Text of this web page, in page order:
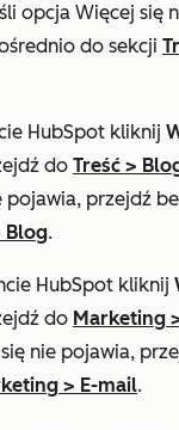
opcja Więcej się
do sekcji
HubSpot kliknij
do Treść >
pojawia, przejdź
Blog.
HubSpot kliknij
do Marketing
się nie pojawia,
> E-mail.